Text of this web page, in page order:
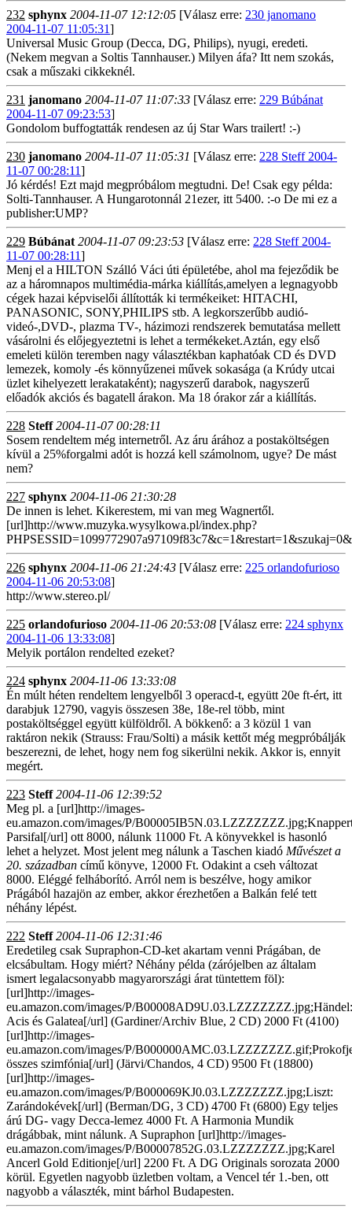
232 sphynx 2004-11-07 12:12:05 [Válasz erre: 230 janomano
2004-11-07 11:05:31]
Universal Music Group (Decca, DG, Philips), nyugi, eredeti.
(Nekem megvan a Soltis Tannhauser.) Milyen áfa? Itt nem szokás,
csak a műszaki cikkeknél.
231 janomano 2004-11-07 11:07:33 [Válasz erre: 229 Búbánat
2004-11-07 09:23:53]
Gondolom buffogtatták rendesen az új Star Wars trailert! :-)
230 janomano 2004-11-07 11:05:31 [Válasz erre: 228 Steff 2004-
11-07 00:28:11]
Jó kérdés! Ezt majd megpróbálom megtudni. De! Csak egy példa:
Solti-Tannhauser. A Hungarotonnál 21ezer, itt 5400. :-o De mi ez a
publisher:UMP?
229 Búbánat 2004-11-07 09:23:53 [Válasz erre: 228 Steff 2004-
11-07 00:28:11]
Menj el a HILTON Szálló Váci úti épületébe, ahol ma fejeződik be
az a háromnapos multimédia-márka kiállítás,amelyen a legnagyobb
cégek hazai képviselői állították ki termékeiket: HITACHI,
PANASONIC, SONY,PHILIPS stb. A legkorszerűbb audió-
videó-,DVD-, plazma TV-, házimozi rendszerek bemutatása mellett
vásárolni és előjegyeztetni is lehet a termékeket.Aztán, egy első
emeleti külön teremben nagy választékban kaphatóak CD és DVD
lemezek, komoly -és könnyűzenei művek sokasága (a Krúdy utcai
üzlet kihelyezett lerakataként); nagyszerű darabok, nagyszerű
előadók akciós és bagatell árakon. Ma 18 órakor zár a kiállítás.
228 Steff 2004-11-07 00:28:11
Sosem rendeltem még internetről. Az áru árához a postaköltségen
kívül a 25%forgalmi adót is hozzá kell számolnom, ugye? De mást
nem?
227 sphynx 2004-11-06 21:30:28
De innen is lehet. Kikerestem, mi van meg Wagnertől.
[url]http://www.muzyka.wysylkowa.pl/index.php?
226 sphynx 2004-11-06 21:24:43 [Válasz erre: 225 orlandofurioso
2004-11-06 20:53:08]
http://www.stereo.pl/
225 orlandofurioso 2004-11-06 20:53:08 [Válasz erre: 224 sphynx
2004-11-06 13:33:08]
Melyik portálon rendelted ezeket?
224 sphynx 2004-11-06 13:33:08
Én múlt héten rendeltem lengyelből 3 operacd-t, együtt 20e ft-ért, itt
darabjuk 12790, vagyis összesen 38e, 18e-rel több, mint
postaköltséggel együtt külföldről. A bökkenő: a 3 közül 1 van
raktáron nekik (Strauss: Frau/Solti) a másik kettőt még megpróbálják
beszerezni, de lehet, hogy nem fog sikerülni nekik. Akkor is, ennyit
megért.
223 Steff 2004-11-06 12:39:52
Meg pl. a [url]http://images-
eu.amazon.com/images/P/
Parsifal[/url] ott 8000, nálunk 11000 Ft. A könyvekkel is hasonló
lehet a helyzet. Most jelent meg nálunk a Taschen kiadó Művészet a
20. században című könyve, 12000 Ft. Odakint a cseh változat
8000. Eléggé felháborító. Arról nem is beszélve, hogy amikor
Prágából hazajön az ember, akkor érezhetően a Balkán felé tett
néhány lépést.
222 Steff 2004-11-06 12:31:46
Eredetileg csak Supraphon-CD-ket akartam venni Prágában, de
elcsábultam. Hogy miért? Néhány példa (zárójelben az általam
ismert legalacsonyabb magyarországi árat tüntettem föl):
[url]http://images-
eu.amazon.com/images/P/B00008AD9U.03.LZZZZZZZ.jpg;Händel:
Acis és Galatea[/url] (Gardiner/Archiv Blue, 2 CD) 2000 Ft (4100)
[url]http://images-
eu.amazon.com/images/P/
összes szimfónia[/url] (Järvi/Chandos, 4 CD) 9500 Ft (18800)
[url]http://images-
eu.amazon.com/images/P/B000069KJ0.03.LZZZZZZZ.jpg;Liszt:
Zarándokévek[/url] (Berman/DG, 3 CD) 4700 Ft (6800) Egy teljes
árú DG- vagy Decca-lemez 4000 Ft. A Harmonia Mundik
drágábbak, mint nálunk. A Supraphon [url]http://images-
eu.amazon.com/images/P/B00007852G.03.LZZZZZZZ.jpg;Karel
Ancerl Gold Editionje[/url] 2200 Ft. A DG Originals sorozata 2000
körül. Egyetlen nagyobb üzletben voltam, a Vencel tér 1.-ben, ott
nagyobb a választék, mint bárhol Budapesten.